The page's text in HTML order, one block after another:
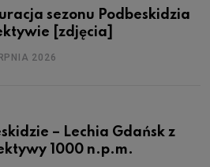
sezonu Podbeskidzia
[zdjęcia]
2026
– Lechia Gdańsk z
1000 n.p.m.